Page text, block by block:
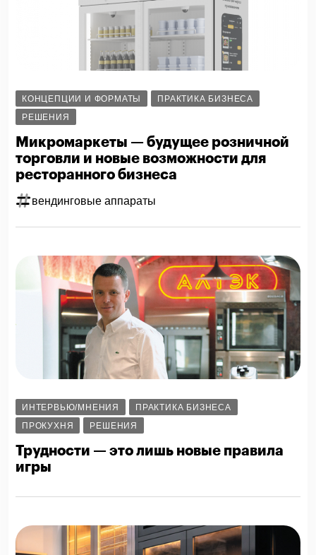
КОНЦЕПЦИИ И ФОРМАТЫ
ПРАКТИКА БИЗНЕСА
РЕШЕНИЯ
Микромаркеты — будущее розничной
торговли и новые возможности для
ресторанного бизнеса
вендинговые аппараты
ИНТЕРВЬЮ/МНЕНИЯ
ПРАКТИКА БИЗНЕСА
ПРОКУХНЯ
РЕШЕНИЯ
Трудности — это лишь новые правила
игры